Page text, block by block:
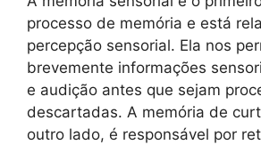
processo de memória e está
percepção sensorial. Ela nos
brevemente informações
e audição antes que sejam
descartadas. A memória de
outro lado, é responsável por